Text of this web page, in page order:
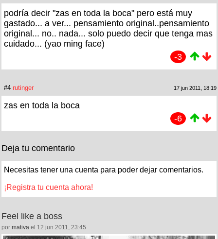
podría decir "zas en toda la boca" pero está muy
gastado... a ver... pensamiento original..pensamiento
original... no.. nada... solo puedo decir que tenga mas
cuidado... (yao ming face)
-3
#4 rutinger 17 jun 2011, 18:19
zas en toda la boca
-6
Deja tu comentario
Necesitas tener una cuenta para poder dejar comentarios.
¡Registra tu cuenta ahora!
Feel like a boss
por mativa el 12 jun 2011, 23:45